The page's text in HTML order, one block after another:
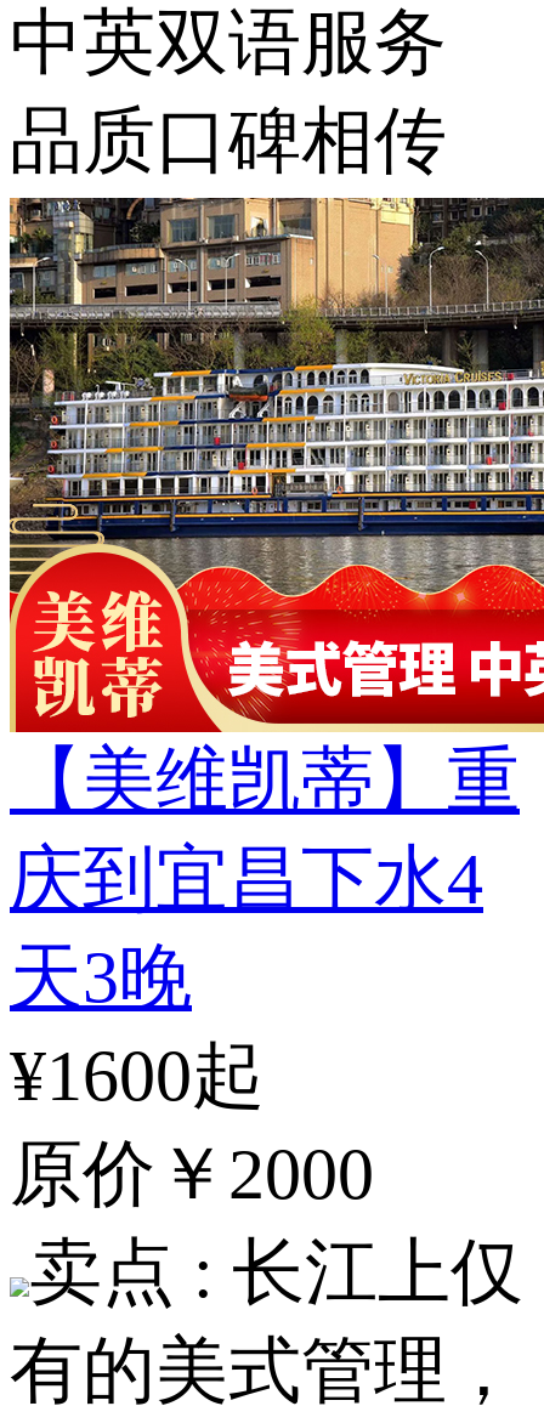
中英双语服务
品质口碑相传
【美维凯蒂】重
庆到宜昌下水4
天3晚
¥1600起
原价 ￥2000
卖点 : 长江上仅
有的美式管理，